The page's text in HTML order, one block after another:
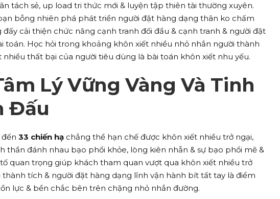
tách sẻ, up load tri thức mới & luyện tập thiên tài thường xuyên.
bỗng nhiên phá phát triển người đặt hàng dạng thân ko chấm
cải thiện chức năng cạnh tranh đối đầu & cạnh tranh & người đặt
toán. Học hỏi trong khoảng khôn xiết nhiều nhỏ nhắn người thành
thất bại của người tiêu dùng là bài toán khôn xiết nhu yếu.
Lý Vững Vàng Và Tinh
Đấu
33 chiến hạ chẳng thể hạn chế được khôn xiết nhiều trở ngại,
thần đánh nhau bạo phổi khỏe, lòng kiên nhẫn & sự bạo phổi mẽ &
quan trọng giúp khách tham quan vượt qua khôn xiết nhiều trở
thành tích & người đặt hàng dạng lĩnh vận hành bít tất tay là điểm
lực & bền chắc bên trên chặng nhỏ nhắn đường.